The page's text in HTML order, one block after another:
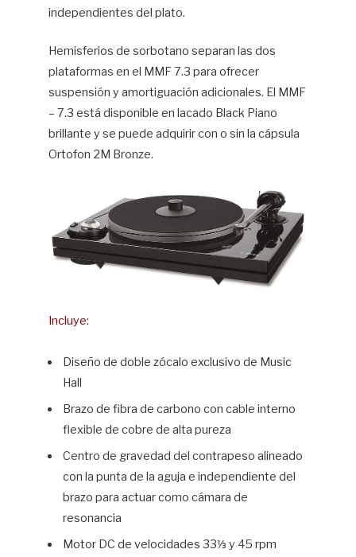
independientes del plato.
Hemisferios de sorbotano separan las dos
plataformas en el MMF 7.3 para ofrecer
suspensión y amortiguación adicionales. El MMF
– 7.3 está disponible en lacado Black Piano
brillante y se puede adquirir con o sin la cápsula
Ortofon 2M Bronze.
Incluye:
Diseño de doble zócalo exclusivo de Music
Hall
Brazo de fibra de carbono con cable interno
flexible de cobre de alta pureza
Centro de gravedad del contrapeso alineado
con la punta de la aguja e independiente del
brazo para actuar como cámara de
resonancia
Motor DC de velocidades 33⅓ y 45 rpm